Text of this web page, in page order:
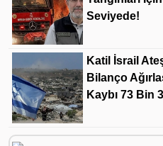
Seviyede!
Katil İsrail
Bilanço
Kaybı 73 Bin